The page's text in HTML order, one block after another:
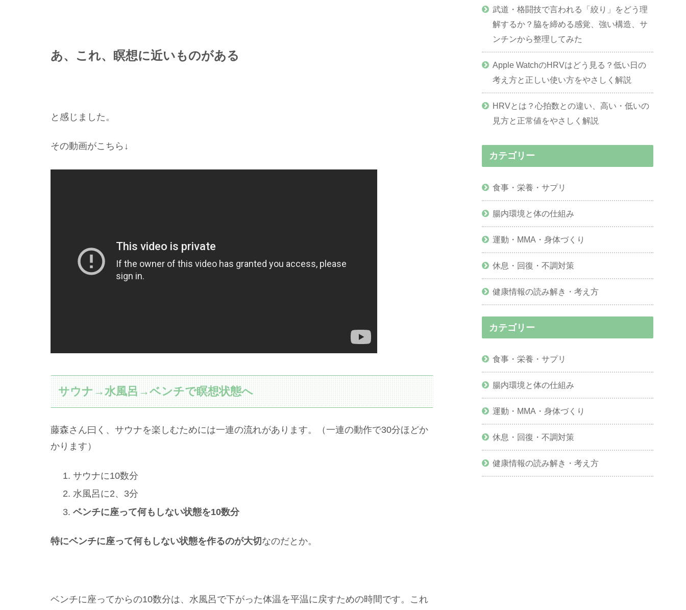
あ、これ、瞑想に近いものがある
と感じました。
その動画がこちら↓
サウナ→水風呂→ベンチで瞑想状態へ
藤森さん曰く、サウナを楽しむためには一連の流れがあります。（一連の動作で30分ほどか
かります）
サウナに10数分
水風呂に2、3分
ベンチに座って何もしない状態を10数分
特にベンチに座って何もしない状態を作るのが大切 なのだとか。
ベンチに座ってからの10数分は、水風呂で下がった体温を平温に戻すための時間です。これ
武道・格闘技で言われる「絞り」をどう理
解するか？脇を締める感覚、強い構造、サ
ンチンから整理してみた
Apple WatchのHRVはどう見る？低い日の
考え方と正しい使い方をやさしく解説
HRVとは？心拍数との違い、高い・低いの
見方と正常値をやさしく解説
カテゴリー
食事・栄養・サプリ
腸内環境と体の仕組み
運動・MMA・身体づくり
休息・回復・不調対策
健康情報の読み解き・考え方
カテゴリー
食事・栄養・サプリ
腸内環境と体の仕組み
運動・MMA・身体づくり
休息・回復・不調対策
健康情報の読み解き・考え方